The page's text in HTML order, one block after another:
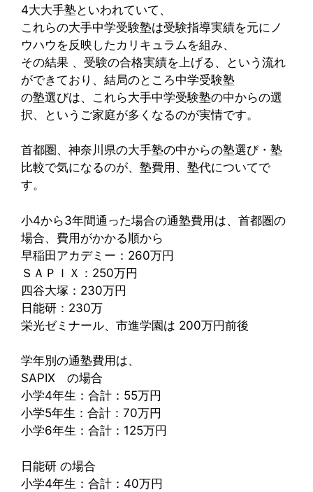
4大大手塾と いわれていて、
これらの大手中学受験塾は受験指導実績を元にノ
ウハウを反映したカリキュラムを組み、
その結果 、 受験の合格実績を上げる、という流れ
ができており、結局のところ中学受験塾
の塾選びは、 これら大手中学受験塾の中からの選
択、というご家庭が多くなるのが実情です。
首都圏、神奈川県の大手塾の中からの塾選び・塾
比較で気になるのが、塾費用、塾代についてで
す。
小4から3年間通った場合の通塾費用は、首都圏の
場合、費用がかかる順から
早稲田アカデミー：260万円
ＳＡＰＩＸ：250万円
四谷大塚：230万円
日能研：230万
栄光ゼミナール、市進学園は 200万円前後
学年別の通塾費用は、
SAPIX の場合
小学4年生：合計：55万円
小学5年生：合計：70万円
小学6年生：合計：125万円
日能研 の場合
小学4年生：合計：40万円